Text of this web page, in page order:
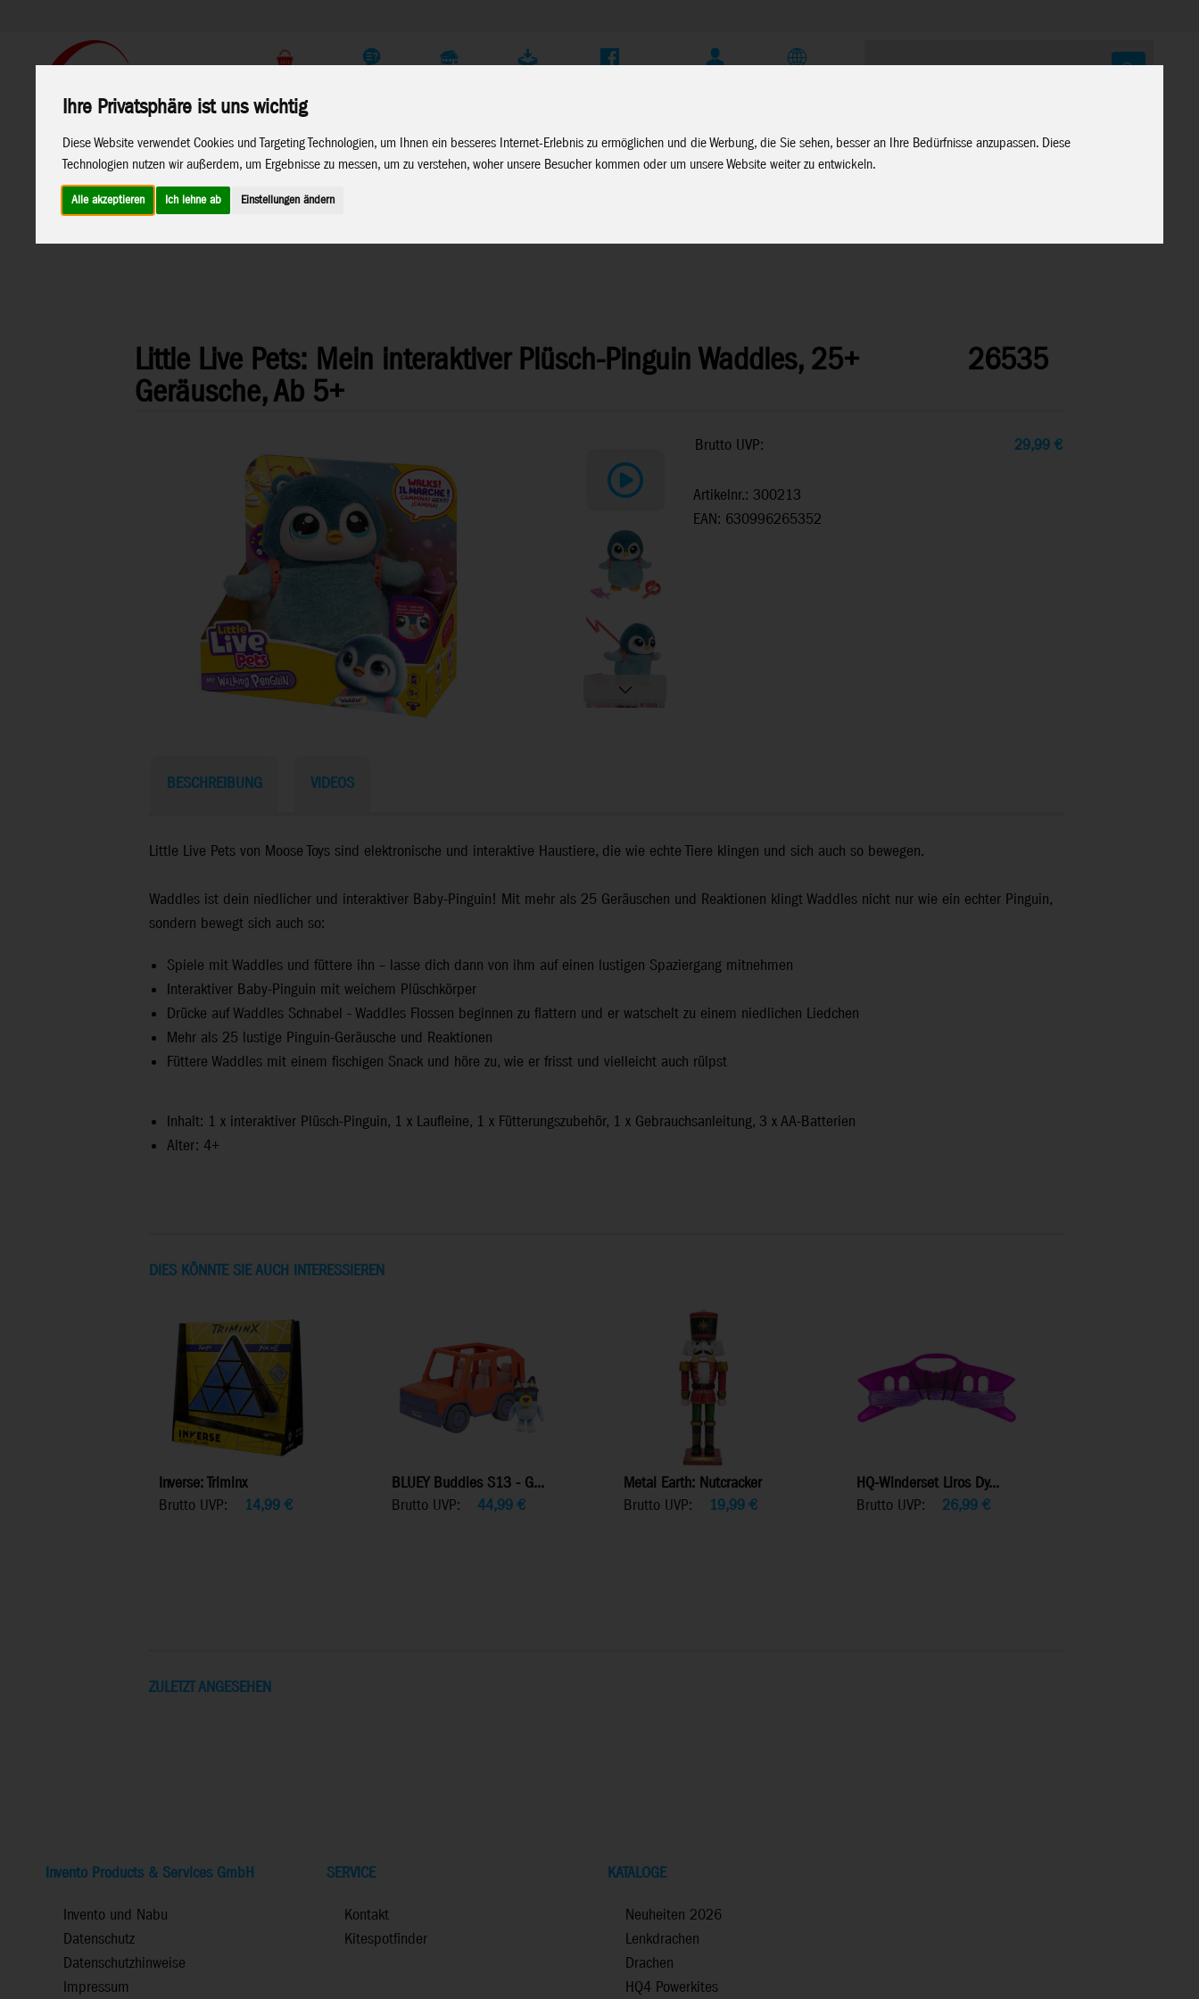
Ihre Privatsphäre ist uns wichtig
Diese Website verwendet Cookies und Targeting Technologien, um Ihnen ein besseres Internet-Erlebnis zu ermöglichen und die Werbung, die Sie sehen, besser an Ihre Bedürfnisse anzupassen. Diese
Technologien nutzen wir außerdem, um Ergebnisse zu messen, um zu verstehen, woher unsere Besucher kommen oder um unsere Website weiter zu entwickeln.
Alle akzeptieren Ich lehne ab Einstellungen ändern
Home Marken
Little Live Pets: Mein interaktiver Plüsch-Pinguin Waddles, 25+
Geräusche, Ab 5+
26535
Brutto UVP: 29,99€
Artikelnr.: 300213
EAN: 630996265352
BESCHREIBUNG VIDEOS
Little Live Pets von Moose Toys sind elektronische und interaktive Haustiere, die wie echte Tiere klingen und sich auch so bewegen.
Waddles ist dein niedlicher und interaktiver Baby-Pinguin! Mit mehr als 25 Geräuschen und Reaktionen klingt Waddles nicht nur wie ein echter Pinguin,
sondern bewegt sich auch so:
Spiele mit Waddles und füttere ihn – lasse dich dann von ihm auf einen lustigen Spaziergang mitnehmen
Interaktiver Baby-Pinguin mit weichem Plüschkörper
Drücke auf Waddles Schnabel - Waddles Flossen beginnen zu flattern und er watschelt zu einem niedlichen Liedchen
Mehr als 25 lustige Pinguin-Geräusche und Reaktionen
Füttere Waddles mit einem fischigen Snack und höre zu, wie er frisst und vielleicht auch rülpst
Inhalt: 1 x interaktiver Plüsch-Pinguin, 1 x Laufleine, 1 x Fütterungszubehör, 1 x Gebrauchsanleitung, 3 x AA-Batterien
Alter: 4+
DIES KÖNNTE SIE AUCH INTERESSIEREN
Inverse: Triminx
Brutto UVP:
14,99 €
BLUEY Buddies S13 - G...
Brutto UVP:
44,99€
Metal Earth: Nutcracker
Brutto UVP:
19,99 €
HQ-Winderset Liros Dy...
Brutto UVP:
26,99€
ZULETZT ANGESEHEN
Invento Products & Services GmbH
Invento und Nabu
Datenschutz
Datenschutzhinweise
Impressum
SERVICE
Kontakt
Kitespotfinder
KATALOGE
Neuheiten 2026
Lenkdrachen
Drachen
HQ4 Powerkites